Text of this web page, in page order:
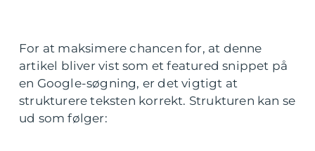
For at maksimere chancen for, at denne
artikel bliver vist som et featured snippet på
en Google-søgning, er det vigtigt at
strukturere teksten korrekt. Strukturen kan se
ud som følger: